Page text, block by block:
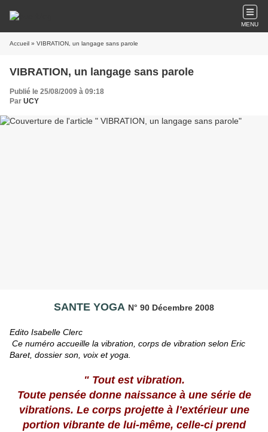
MENU
Accueil » VIBRATION, un langage sans parole
VIBRATION, un langage sans parole
Publié le 25/08/2009 à 09:18
Par UCY
SANTE YOGA N° 90 Décembre 2008
Edito Isabelle Clerc
Ce numéro accueille la vibration, corps de vibration selon Eric
Baret, dossier son, voix et yoga.
" Tout est vibration.
Toute pensée donne naissance à une série de
vibrations. Le corps projette à l’extérieur une
portion vibrante de lui-même, celle-ci prend